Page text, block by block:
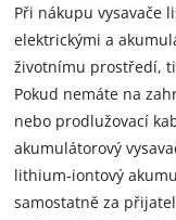
Při nákupu vysavače
elektrickými a
životnímu prostředí,
Pokud nemáte na
nebo prodlužovací
akumulátorový
lithium-iontový
samostatně za